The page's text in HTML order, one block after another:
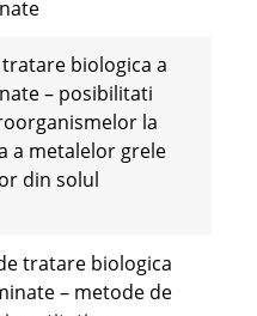
biologica a
– posibilitati
la
a metalelor grele
din solul
tratare biologica
– metode de